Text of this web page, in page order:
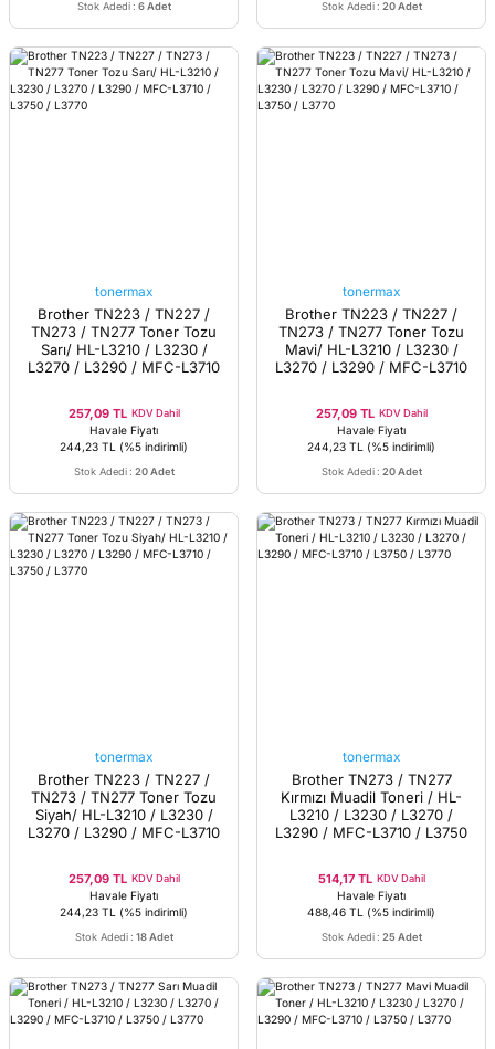
Stok Adedi : 6 Adet Stok Adedi : 20 Adet
tonermax
Brother TN223 / TN227 /
TN273 / TN277 Toner Tozu
Sarı/ HL-L3210 / L3230 /
L3270 / L3290 / MFC-L3710
257,09 TL KDV Dahil
Havale Fiyatı
244,23 TL (%5 indirimli)
Stok Adedi : 20 Adet
tonermax
Brother TN223 / TN227 /
TN273 / TN277 Toner Tozu
Mavi/ HL-L3210 / L3230 /
L3270 / L3290 / MFC-L3710
257,09 TL KDV Dahil
Havale Fiyatı
244,23 TL (%5 indirimli)
Stok Adedi : 20 Adet
tonermax
Brother TN223 / TN227 /
TN273 / TN277 Toner Tozu
Siyah/ HL-L3210 / L3230 /
L3270 / L3290 / MFC-L3710
257,09 TL KDV Dahil
Havale Fiyatı
244,23 TL (%5 indirimli)
Stok Adedi : 18 Adet
tonermax
Brother TN273 / TN277
Kırmızı Muadil Toneri / HL-
L3210 / L3230 / L3270 /
L3290 / MFC-L3710 / L3750
514,17 TL KDV Dahil
Havale Fiyatı
488,46 TL (%5 indirimli)
Stok Adedi : 25 Adet